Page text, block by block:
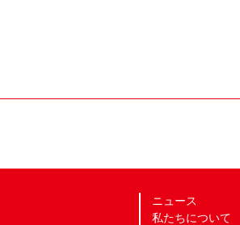
ニュース
私たちについて